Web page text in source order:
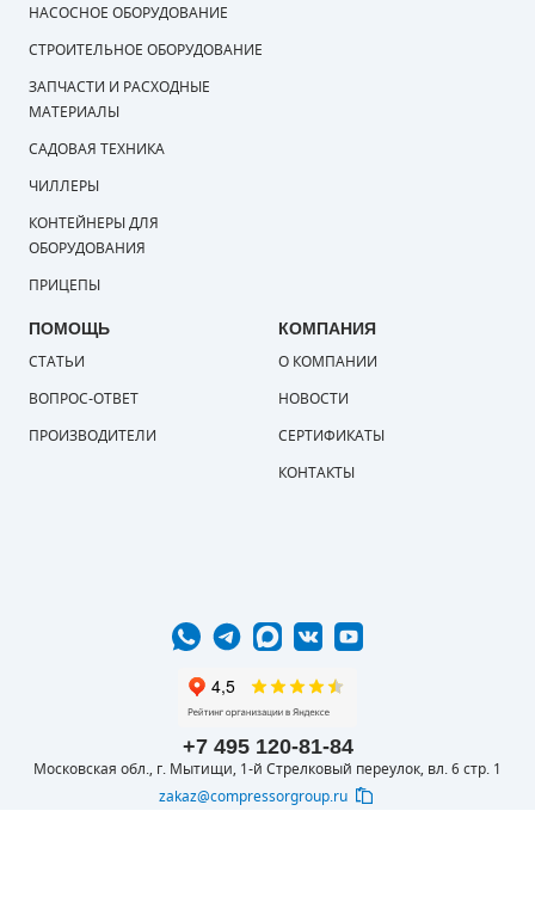
+7 495 120-81-84
Московская обл., г. Мытищи, 1-й Стрелковый переулок, вл. 6 стр. 1
zakaz@compressorgroup.ru
НАСОСНОЕ ОБОРУДОВАНИЕ
СТРОИТЕЛЬНОЕ ОБОРУДОВАНИЕ
ЗАПЧАСТИ И РАСХОДНЫЕ
МАТЕРИАЛЫ
САДОВАЯ ТЕХНИКА
ЧИЛЛЕРЫ
КОНТЕЙНЕРЫ ДЛЯ
ОБОРУДОВАНИЯ
ПРИЦЕПЫ
ПОМОЩЬ
СТАТЬИ
ВОПРОС-ОТВЕТ
ПРОИЗВОДИТЕЛИ
КОМПАНИЯ
О КОМПАНИИ
НОВОСТИ
СЕРТИФИКАТЫ
КОНТАКТЫ